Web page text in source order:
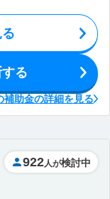
る
補助金の詳細を見る
922 人が検討中